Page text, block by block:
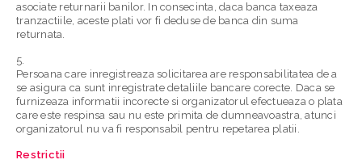
asociate returnarii banilor. In consecinta, daca banca taxeaza
tranzactiile, aceste plati vor fi deduse de banca din suma
returnata.
Persoana care inregistreaza solicitarea are responsabilitatea de a
se asigura ca sunt inregistrate detaliile bancare corecte. Daca se
furnizeaza informatii incorecte si organizatorul efectueaza o plata
care este respinsa sau nu este primita de dumneavoastra, atunci
organizatorul nu va fi responsabil pentru repetarea platii.
Restrictii